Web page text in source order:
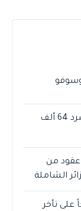
حرائق واشنطن تدمر 700 مبنى وتشرد 64 ألف
من
الشاملة
على تأخر